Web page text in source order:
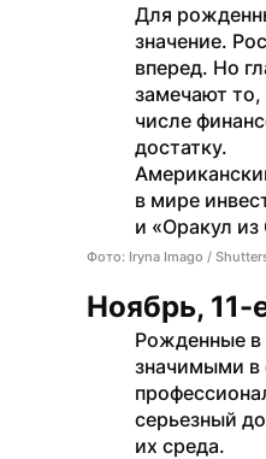
Для
значение.
вперед. Но
замечают то,
числе
достатку.
в мире
и «Оракул
Фото: Iryna Imago /
Ноябрь, 11-
Рожденные в
значимыми в
серьезный
их среда.